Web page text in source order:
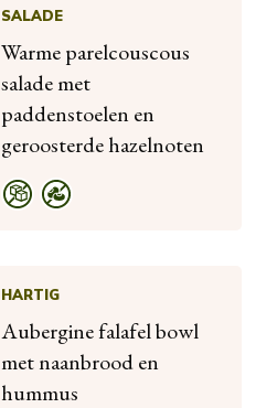
SALADE
Warme parelcouscous
salade met
paddenstoelen en
geroosterde hazelnoten
HARTIG
Aubergine falafel bowl
met naanbrood en
hummus